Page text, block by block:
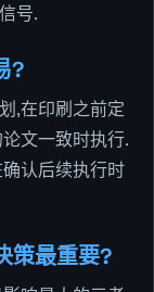
号.
?
,在印刷之前定
文一致时执行.
认后续执行时
策最重要?